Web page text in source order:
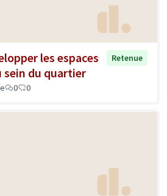
les espaces
sein du quartier
Retenue
0 0